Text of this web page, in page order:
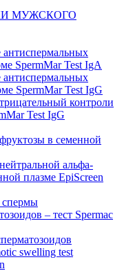
МУЖСКОГО
антиспермальных
SpermMar Test IgA
антиспермальных
SpermMar Test IgG
контроли
Test IgG
в семенной
альфа-
плазме EpiScreen
спермы
– тест Spermac
swelling test